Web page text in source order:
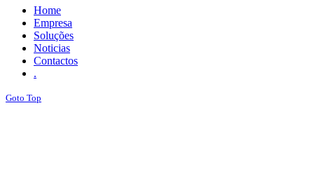
Home
Empresa
Soluções
Noticias
Contactos
.
Goto Top